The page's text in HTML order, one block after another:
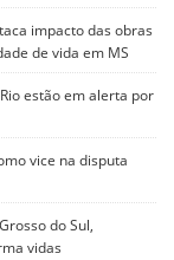
impacto das obras
de vida em MS
estão em alerta por
vice na disputa
do Sul,
vidas